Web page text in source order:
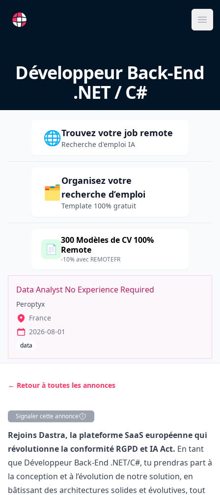
RemoteFR
Développeur Back-End
.NET / C#
🌐Trouvez votre job remote
Recherche d'emploi IA
🗂️
Organisez votre
recherche d’emploi
Template 100% gratuit
📄
300 Modèles de CV 100%
Remote
-10% avec REMOTEFR
Data Analyst No Experience Required
Peroptyx
France
2026-08-01
data
← Retour à toutes les annonces
Signaler cette annonce
Description
Rejoins Dastra, la plateforme SaaS européenne qui
révolutionne la conformité RGPD et IA Act. En tant
que Développeur Back-End .NET/C#, tu prendras part à
la conception et à l’évolution de notre solution, en
bâtissant des architectures solides et évolutives, tout